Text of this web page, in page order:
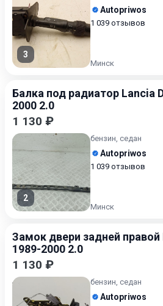
3
Autopriwos
1 039 отзывов
Минск
Балка под радиатор Lancia
2000 2.0
1 130 ₽
2
бензин, седан
Autopriwos
1 039 отзывов
Минск
Замок двери задней правой
1989-2000 2.0
1 130 ₽
бензин, седан
Autopriwos